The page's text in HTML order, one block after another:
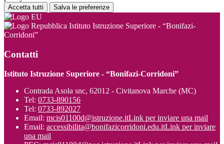
Accetta tutti Salva le preferenze
Istituto Istruzione Superiore - “Bonifazi-
Corridoni”
Contatti
Istituto Istruzione Superiore - “Bonifazi-Corridoni”
Contrada Asola snc, 62012 - Civitanova Marche (MC)
Tel: 0733-890156
Tel: 0733-892027
Email: mcis01100d@istruzione.itLink per inviare una mail
Email: accessibilita@bonifazicorridoni.edu.itLink per inviare
una mail